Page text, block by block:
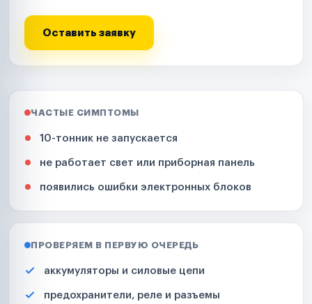
Оставить заявку
ЧАСТЫЕ СИМПТОМЫ
10-тонник не запускается
не работает свет или приборная панель
появились ошибки электронных блоков
ПРОВЕРЯЕМ В ПЕРВУЮ ОЧЕРЕДЬ
аккумуляторы и силовые цепи
предохранители, реле и разъемы